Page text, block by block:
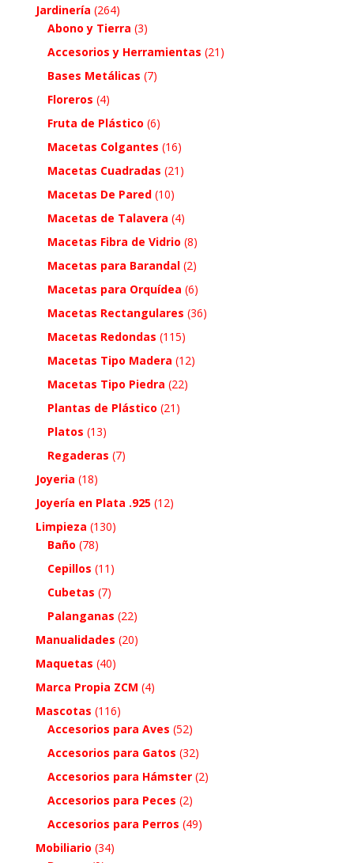
Jardinería (264)
Abono y Tierra (3)
Accesorios y Herramientas (21)
Bases Metálicas (7)
Floreros (4)
Fruta de Plástico (6)
Macetas Colgantes (16)
Macetas Cuadradas (21)
Macetas De Pared (10)
Macetas de Talavera (4)
Macetas Fibra de Vidrio (8)
Macetas para Barandal (2)
Macetas para Orquídea (6)
Macetas Rectangulares (36)
Macetas Redondas (115)
Macetas Tipo Madera (12)
Macetas Tipo Piedra (22)
Plantas de Plástico (21)
Platos (13)
Regaderas (7)
Joyeria (18)
Joyería en Plata .925 (12)
Limpieza (130)
Baño (78)
Cepillos (11)
Cubetas (7)
Palanganas (22)
Manualidades (20)
Maquetas (40)
Marca Propia ZCM (4)
Mascotas (116)
Accesorios para Aves (52)
Accesorios para Gatos (32)
Accesorios para Hámster (2)
Accesorios para Peces (2)
Accesorios para Perros (49)
Mobiliario (34)